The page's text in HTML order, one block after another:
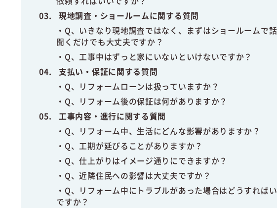
現地調査・ショールームに関する質問
Q、いきなり現地調査ではなく、まずはショールームで
聞くだけでも大丈夫ですか？
Q、工事中はずっと家にいないといけないですか？
支払い・保証に関する質問
Q、リフォームローンは扱っていますか？
Q、リフォーム後の保証は何がありますか？
工事内容・進行に関する質問
Q、リフォーム中、生活にどんな影響がありますか？
Q、工期が延びることがありますか？
Q、仕上がりはイメージ通りにできますか？
Q、近隣住民への影響は大丈夫ですか？
Q、リフォーム中にトラブルがあった場合はどうすれば
ですか？